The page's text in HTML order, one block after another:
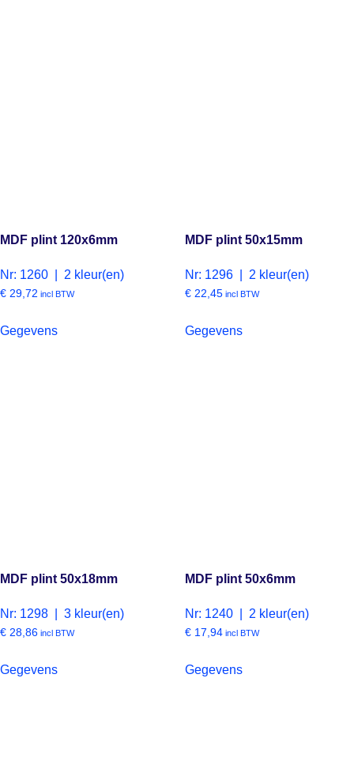
MDF plint 120x6mm
Nr: 1260 | 2 kleur(en)
€ 29,72 incl BTW
Gegevens
MDF plint 50x15mm
Nr: 1296 | 2 kleur(en)
€ 22,45 incl BTW
Gegevens
MDF plint 50x18mm
Nr: 1298 | 3 kleur(en)
€ 28,86 incl BTW
Gegevens
MDF plint 50x6mm
Nr: 1240 | 2 kleur(en)
€ 17,94 incl BTW
Gegevens